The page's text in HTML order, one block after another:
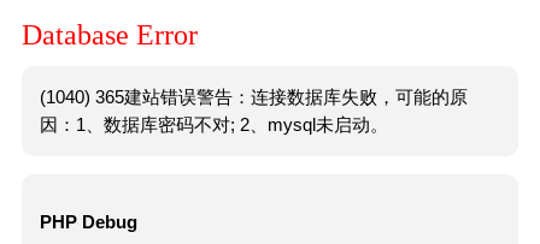
Database Error
(1040) 365建站错误警告：连接数据库失败，可能的原
因：1、数据库密码不对; 2、mysql未启动。
PHP Debug